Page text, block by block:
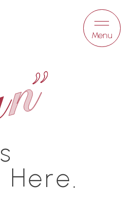
Menu
s
Here.